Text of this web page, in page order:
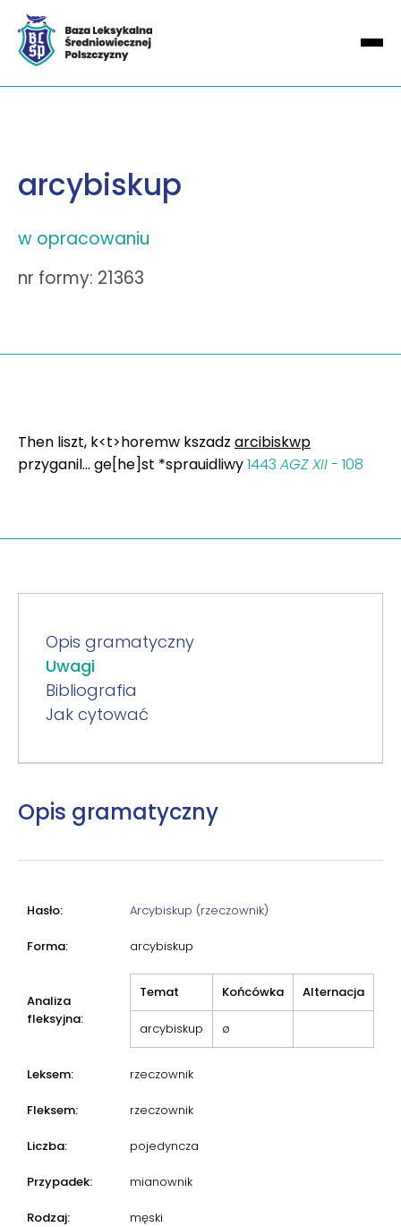
arcybiskup
w opracowaniu
nr formy: 21363
Then liszt, k<t>horemw kszadz arcibiskwp
przyganil... ge[he]st *sprauidliwy1443 AGZ XII- 108
Opis gramatyczny
Uwagi
Bibliografia
Jak cytować
Opis gramatyczny
Hasło: Arcybiskup (rzeczownik)
Forma: arcybiskup
Analiza
fleksyjna:
Temat Końcówka Alternacja
arcybiskup ø
Leksem: rzeczownik
Fleksem: rzeczownik
Liczba: pojedyncza
Przypadek: mianownik
Rodzaj: męski